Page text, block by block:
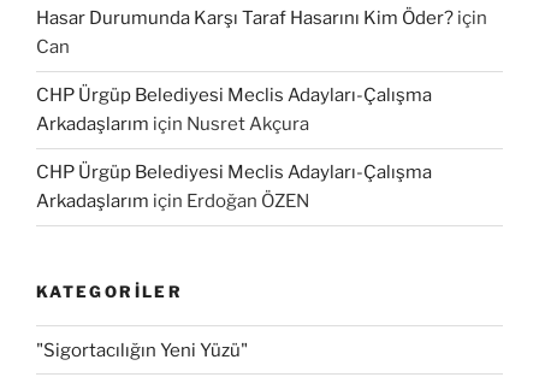
Hasar Durumunda Karşı Taraf Hasarını Kim Öder? için
Can
CHP Ürgüp Belediyesi Meclis Adayları-Çalışma
Arkadaşlarım için Nusret Akçura
CHP Ürgüp Belediyesi Meclis Adayları-Çalışma
Arkadaşlarım için Erdoğan ÖZEN
KATEGORILER
"Sigortacılığın Yeni Yüzü"